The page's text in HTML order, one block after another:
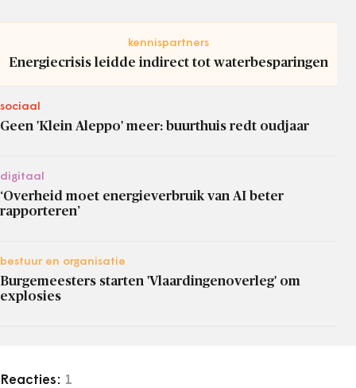
kennispartners
Energiecrisis leidde indirect tot waterbesparingen
sociaal
Geen 'Klein Aleppo' meer: buurthuis redt oudjaar
digitaal
‘Overheid moet energieverbruik van AI beter
rapporteren’
bestuur en organisatie
Burgemeesters starten 'Vlaardingenoverleg' om
explosies
Reacties: 1